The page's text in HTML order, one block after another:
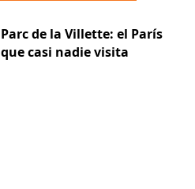
Parc de la Villette: el París
que casi nadie visita